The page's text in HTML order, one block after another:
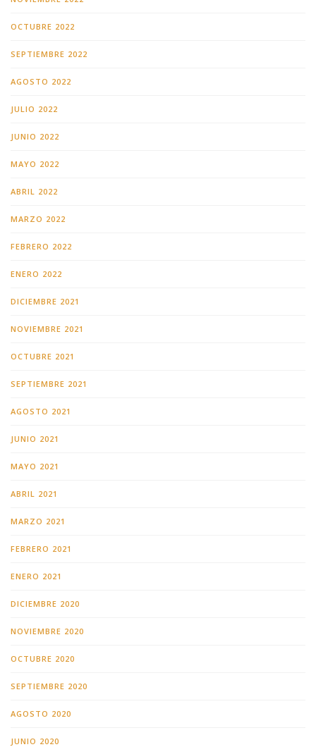
OCTUBRE 2022
SEPTIEMBRE 2022
AGOSTO 2022
JULIO 2022
JUNIO 2022
MAYO 2022
ABRIL 2022
MARZO 2022
FEBRERO 2022
ENERO 2022
DICIEMBRE 2021
NOVIEMBRE 2021
OCTUBRE 2021
SEPTIEMBRE 2021
AGOSTO 2021
JUNIO 2021
MAYO 2021
ABRIL 2021
MARZO 2021
FEBRERO 2021
ENERO 2021
DICIEMBRE 2020
NOVIEMBRE 2020
OCTUBRE 2020
SEPTIEMBRE 2020
AGOSTO 2020
JUNIO 2020